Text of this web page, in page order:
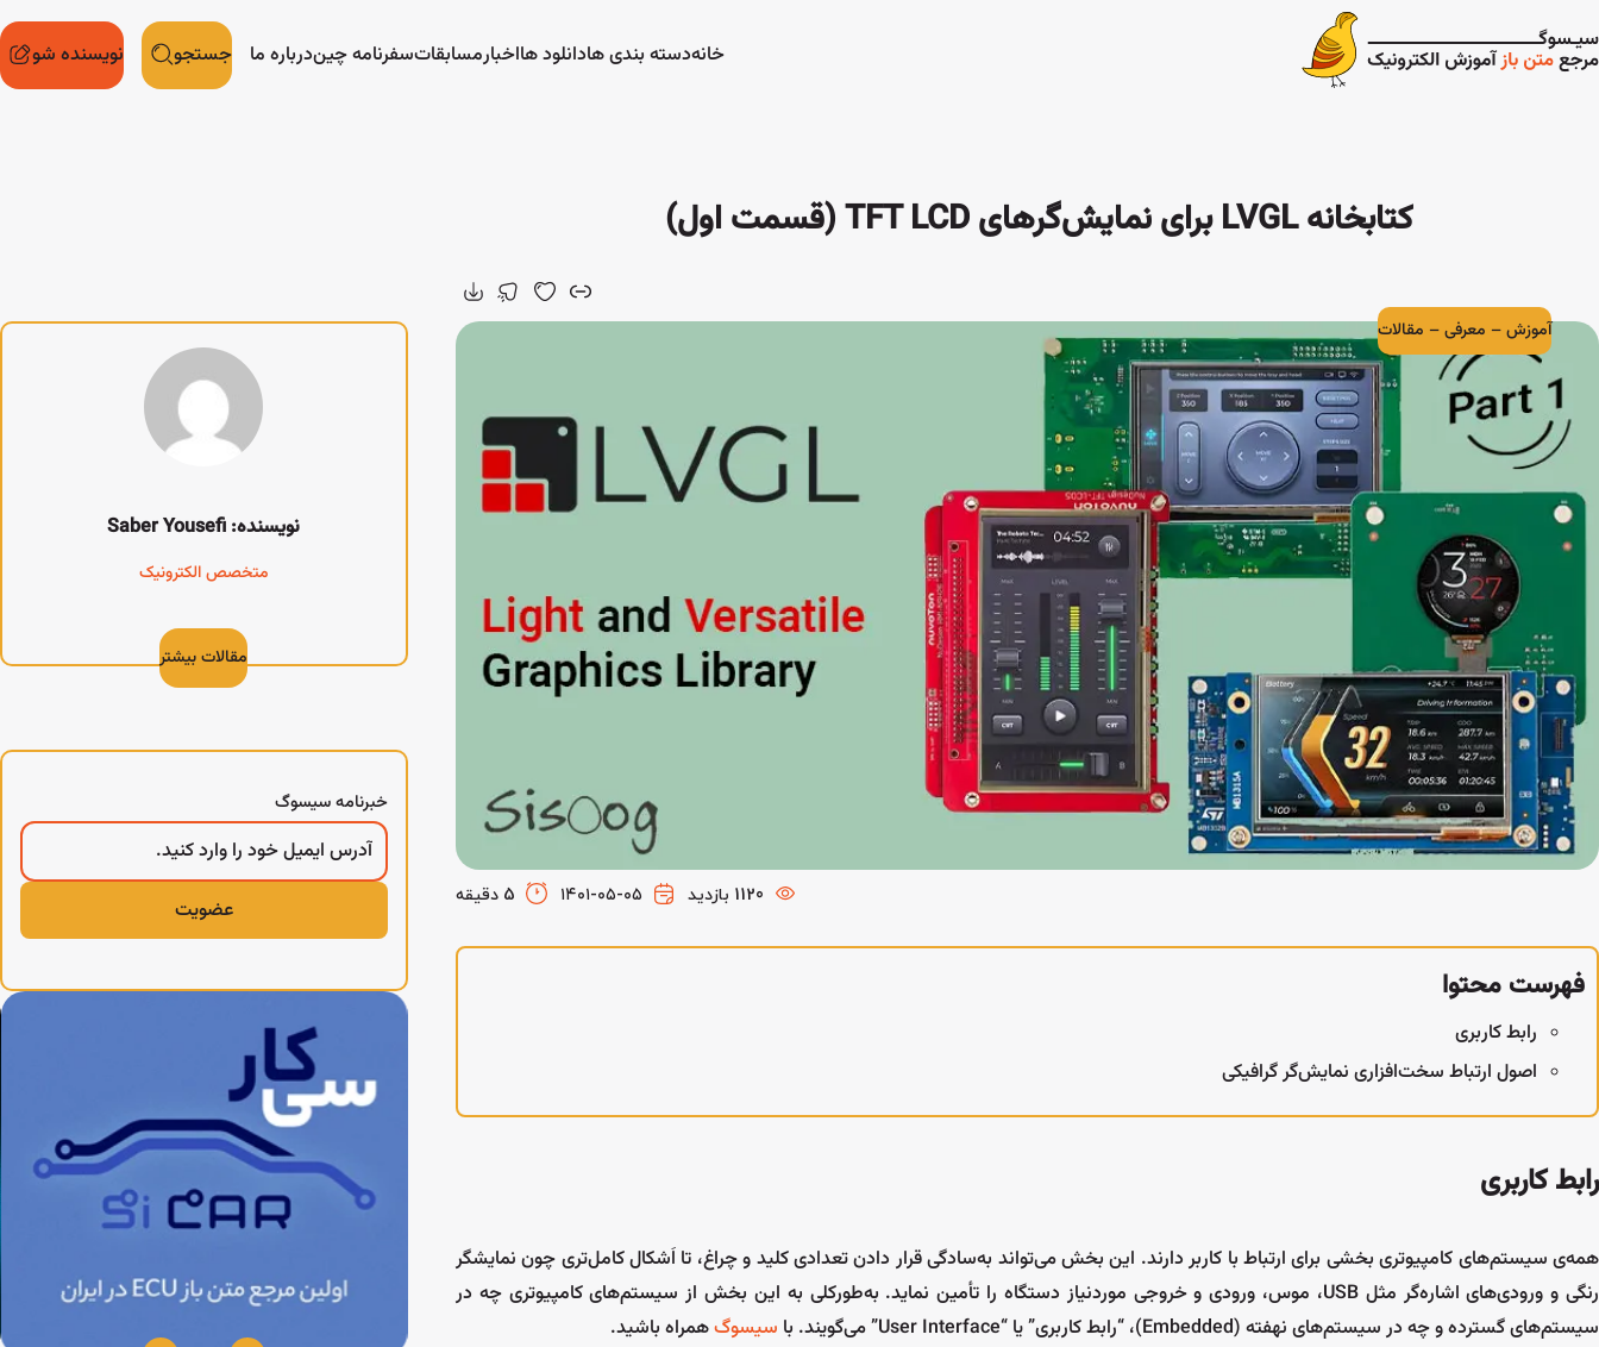
خانهدسته بندی هادانلود هااخبارمسابقاتسفرنامه چیندرباره ما جستجو نویسنده شو
کتابخانه LVGL برای نمایش‌گرهای TFT LCD (قسمت اول)
آموزش– معرفی– مقالات
1120 بازدید ۱۴۰۱-۰۵-۰۵ 5 دقیقه
فهرست محتوا
رابط کاربری
اصول ارتباط سخت‌افزاری نمایش‌گر گرافیکی
رابط کاربری
همه‌ی سیستم‌های کامپیوتری بخشی برای ارتباط با کاربر دارند. این بخش می‌تواند به‌سادگی قرار دادن تعدادی کلید و چراغ، تا اَشکال کامل‌تری چون نمایشگر
رنگی و ورودی‌های اشاره‌گر مثل USB، موس، ورودی و خروجی موردنیاز دستگاه را تأمین نماید. به‌طورکلی به این بخش از سیستم‌های کامپیوتری چه در
سیستم‌های گسترده و چه در سیستم‌های نهفته (Embedded)، “رابط کاربری” یا “User Interface” می‌گویند. با
سیسوگهمراه باشید.
نویسنده: Saber Yousefi
متخصص الکترونیک
مقالات بیشتر
خبرنامه سیسوگ